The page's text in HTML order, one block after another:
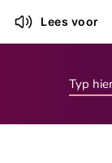
Lees voor